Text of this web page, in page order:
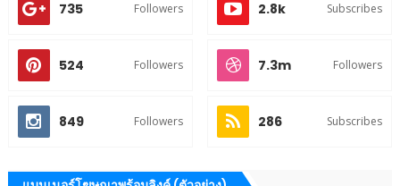
735 Followers 2.8k Subscribes
524 Followers 7.3m Followers
849 Followers 286 Subscribes